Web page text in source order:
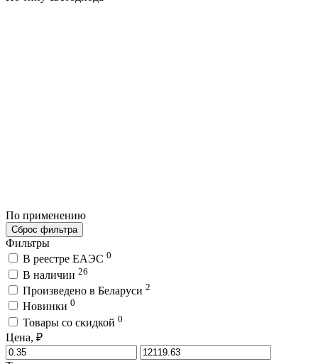
По применению
Сброс фильтра
Фильтры
В реестре ЕАЭС 0
В наличии 26
Произведено в Беларуси 2
Новинки 0
Товары со скидкой 0
Цена, ₽